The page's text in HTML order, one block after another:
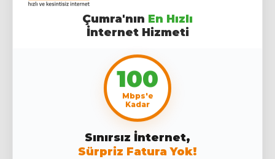
Çumra'nın En Hızlı
İnternet Hizmeti
100
Mbps'e
Kadar
Sınırsız İnternet,
Sürpriz Fatura Yok!